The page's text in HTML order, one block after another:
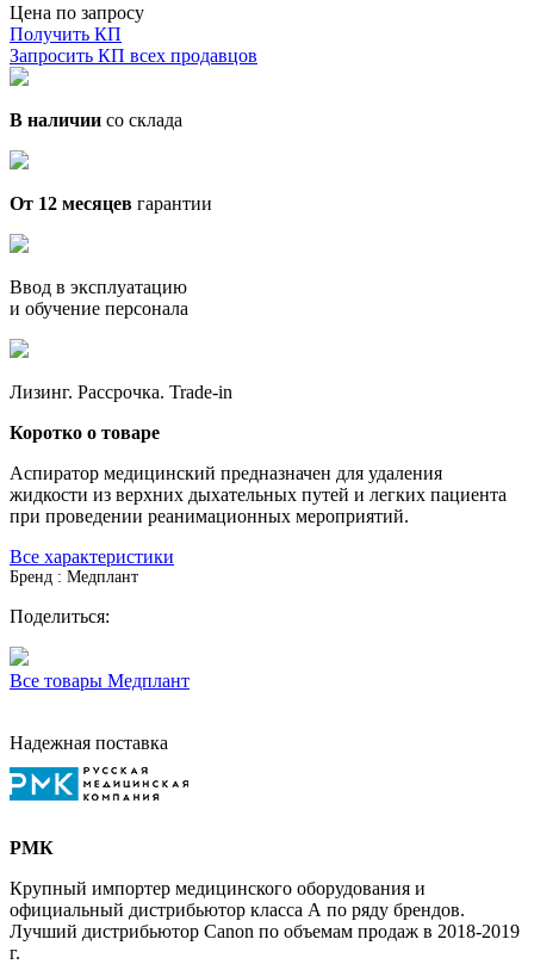
Цена по запросу
Получить КП
Запросить КП всех продавцов
В наличии со склада
От 12 месяцев гарантии
Ввод в эксплуатацию
и обучение персонала
Лизинг. Рассрочка. Trade-in
Коротко о товаре
Аспиратор медицинский предназначен для удаления
жидкости из верхних дыхательных путей и легких пациента
при проведении реанимационных мероприятий.
Все характеристики
Бренд : Медплант
Поделиться:
Все товары Медплант
Надежная поставка
РМК
Крупный импортер медицинского оборудования и
официальный дистрибьютор класса А по ряду брендов.
Лучший дистрибьютор Canon по объемам продаж в 2018-2019
г.